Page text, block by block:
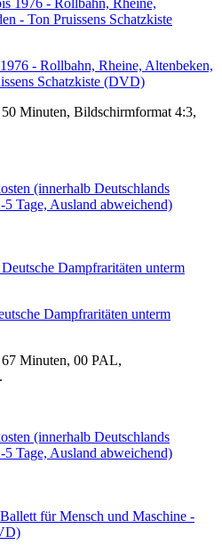
- Rollbahn, Rheine, Altenbeken,
Schatzkiste (DVD)
Minuten, Bildschirmformat 4:3,
(innerhalb Deutschlands
Tage, Ausland abweichend)
Dampfraritäten unterm
Minuten, 00 PAL,
(innerhalb Deutschlands
Tage, Ausland abweichend)